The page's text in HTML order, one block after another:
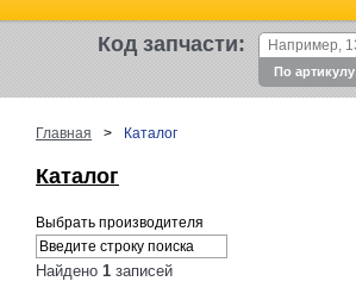
Код запчасти:
По артикулу
Главная > Каталог
Каталог
Выбрать производителя
Найдено 1 записей